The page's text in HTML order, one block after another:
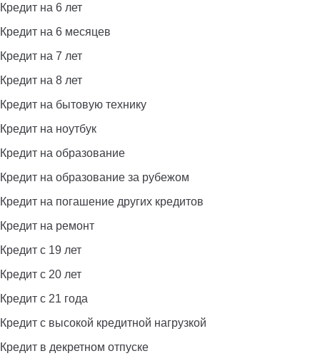
Кредит на 6 лет
Кредит на 6 месяцев
Кредит на 7 лет
Кредит на 8 лет
Кредит на бытовую технику
Кредит на ноутбук
Кредит на образование
Кредит на образование за рубежом
Кредит на погашение других кредитов
Кредит на ремонт
Кредит с 19 лет
Кредит с 20 лет
Кредит с 21 года
Кредит с высокой кредитной нагрузкой
Кредит в декретном отпуске